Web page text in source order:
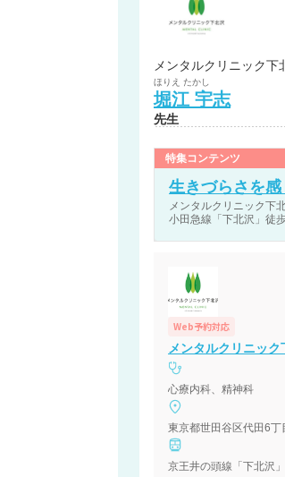
メンタルクリニック下
ほりえ たかし
堀江 宇志
先生
特集コンテンツ
生きづらさを
メンタルクリニック下
小田急線「下北沢」徒
Web予約対応
メンタルクリニック
心療内科、精神科
東京都世田谷区代田6丁
京王井の頭線「下北沢